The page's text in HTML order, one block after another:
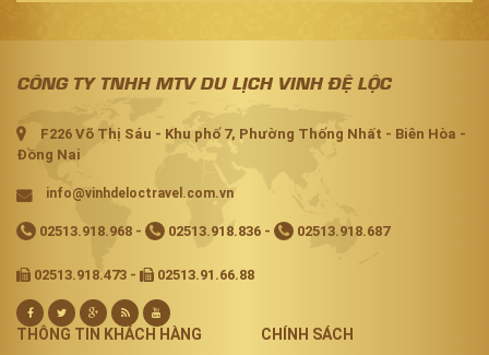
CÔNG TY TNHH MTV DU LỊCH VINH ĐỆ LỘC
F226 Võ Thị Sáu - Khu phố 7, Phường Thống Nhất - Biên Hòa -
Đồng Nai
info@vinhdeloctravel.com.vn
02513.918.968 - 02513.918.836 - 02513.918.687
02513.918.473 - 02513.91.66.88
THÔNG TIN KHÁCH HÀNG CHÍNH SÁCH